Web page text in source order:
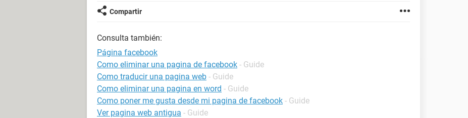
Compartir
Consulta también:
Página facebook
Como eliminar una pagina de facebook - Guide
Como traducir una pagina web - Guide
Como eliminar una pagina en word - Guide
Como poner me gusta desde mi pagina de facebook - Guide
Ver pagina web antigua - Guide